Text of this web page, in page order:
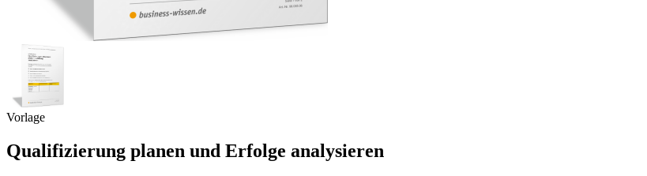
Vorlage
Qualifizierung planen und Erfolge analysieren